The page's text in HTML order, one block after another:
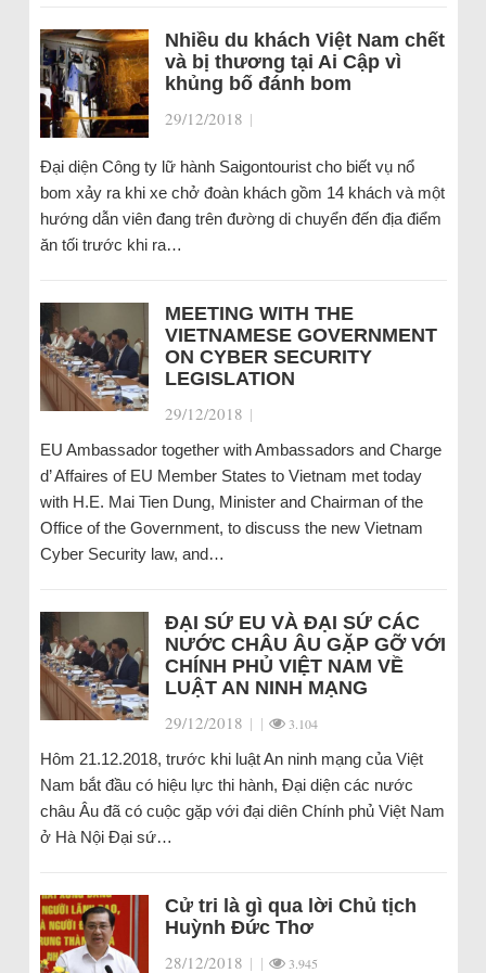
Nhiều du khách Việt Nam chết
và bị thương tại Ai Cập vì
khủng bố đánh bom
29/12/2018 |
Đại diện Công ty lữ hành Saigontourist cho biết vụ nổ
bom xảy ra khi xe chở đoàn khách gồm 14 khách và một
hướng dẫn viên đang trên đường di chuyển đến địa điểm
ăn tối trước khi ra…
MEETING WITH THE
VIETNAMESE GOVERNMENT
ON CYBER SECURITY
LEGISLATION
29/12/2018 |
EU Ambassador together with Ambassadors and Charge
d’ Affaires of EU Member States to Vietnam met today
with H.E. Mai Tien Dung, Minister and Chairman of the
Office of the Government, to discuss the new Vietnam
Cyber Security law, and…
ĐẠI SỨ EU VÀ ĐẠI SỨ CÁC
NƯỚC CHÂU ÂU GẶP GỠ VỚI
CHÍNH PHỦ VIỆT NAM VỀ
LUẬT AN NINH MẠNG
29/12/2018 | | 3.104
Hôm 21.12.2018, trước khi luật An ninh mạng của Việt
Nam bắt đầu có hiệu lực thi hành, Đại diện các nước
châu Âu đã có cuộc gặp với đại diên Chính phủ Việt Nam
ở Hà Nội Đại sứ…
Cử tri là gì qua lời Chủ tịch
Huỳnh Đức Thơ
28/12/2018 | | 3.945